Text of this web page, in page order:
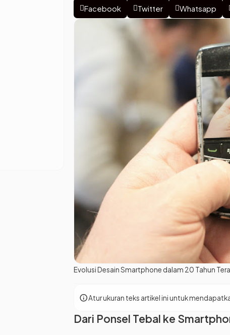
Facebook
Twitter Whatsapp
Evolusi Desain Smartphone dalam 20 Tahun
infoAtur ukuran teks artikel ini untuk
Dari Ponsel Tebal ke